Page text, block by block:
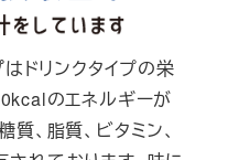
はドリンクタイプの栄
のエネルギーが
、脂質、ビタミン、